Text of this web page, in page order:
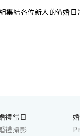
結各位新人的備婚日
禮當日
禮攝影